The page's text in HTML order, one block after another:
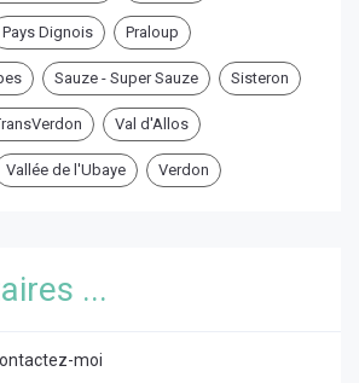
Pays Dignois Praloup
Sauze - Super Sauze Sisteron
Val d'Allos
Vallée de l'Ubaye Verdon
...
moi